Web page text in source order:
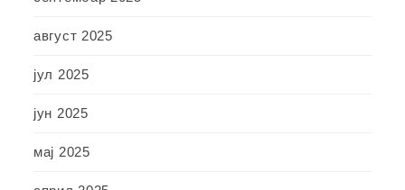
август 2025
јул 2025
јун 2025
мај 2025